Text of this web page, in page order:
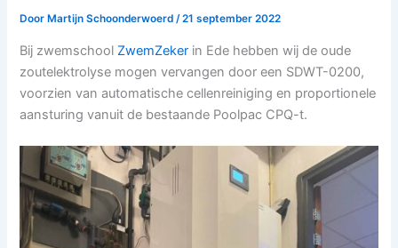
Door Martijn Schoonderwoerd/21 september 2022
Bij zwemschool ZwemZeker in Ede hebben wij de oude
zoutelektrolyse mogen vervangen door een SDWT-0200,
voorzien van automatische cellenreiniging en proportionele
aansturing vanuit de bestaande Poolpac CPQ-t.